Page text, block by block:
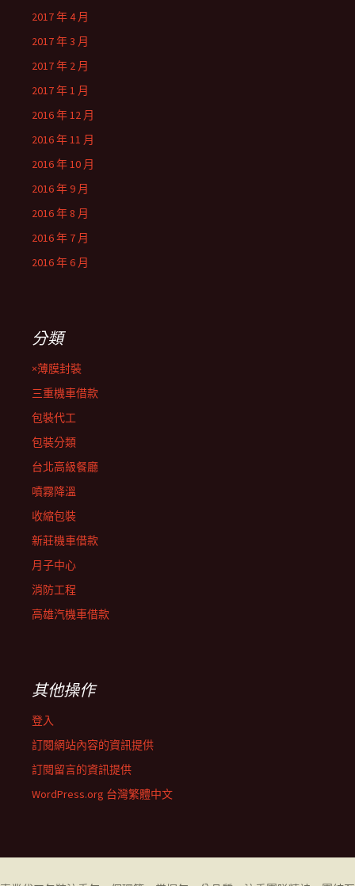
2017 年 4 月
2017 年 3 月
2017 年 2 月
2017 年 1 月
2016 年 12 月
2016 年 11 月
2016 年 10 月
2016 年 9 月
2016 年 8 月
2016 年 7 月
2016 年 6 月
分類
×薄膜封裝
三重機車借款
包裝代工
包裝分類
台北高級餐廳
噴霧降溫
收縮包裝
新莊機車借款
月子中心
消防工程
高雄汽機車借款
其他操作
登入
訂閱網站內容的資訊提供
訂閱留言的資訊提供
WordPress.org 台灣繁體中文